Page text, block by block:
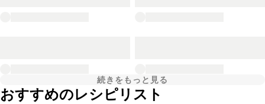
続きをもっと見る
おすすめのレシピリスト